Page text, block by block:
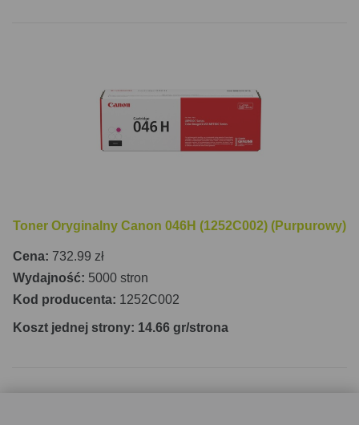
Toner Oryginalny Canon 046H (1252C002) (Purpurowy)
Cena: 732.99 zł
Wydajność: 5000 stron
Kod producenta: 1252C002
Koszt jednej strony: 14.66 gr/strona